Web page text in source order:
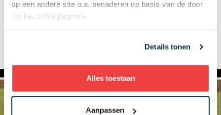
op een andere site o.a. benaderen op basis van de door
jou bezochte pagina’s.
Details tonen
Alles toestaan
Aanpassen
genieten van golf, dat is wat Churandy heel erg
doet.”